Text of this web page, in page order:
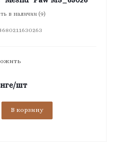
в наличии (9)
/шт
В корзину